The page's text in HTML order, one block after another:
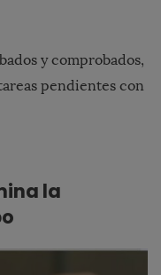
y comprobados,
pendientes con
la